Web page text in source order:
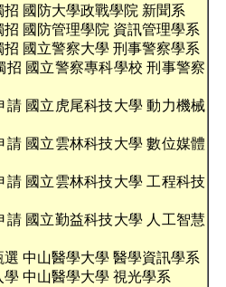
招 國防大學政戰學院 新聞系
招 國防管理學院 資訊管理學系
招 國立警察大學 刑事警察學系
招 國立警察專科學校 刑事警察
請 國立虎尾科技大學 動力機械
請 國立雲林科技大學 數位媒體
請 國立雲林科技大學 工程科技
請 國立勤益科技大學 人工智慧
選 中山醫學大學 醫學資訊學系
學 中山醫學大學 視光學系